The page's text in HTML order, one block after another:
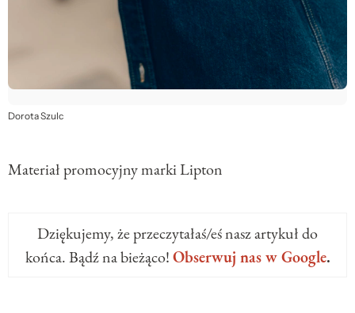
Dorota Szulc
Materiał promocyjny marki Lipton
Dziękujemy, że przeczytałaś/eś nasz artykuł do
końca. Bądź na bieżąco!Obserwuj nas w Google.